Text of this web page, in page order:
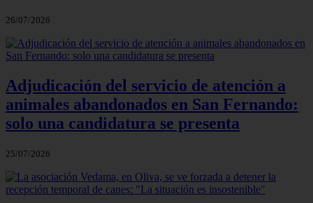
26/07/2026
Adjudicación del servicio de atención a
animales abandonados en San Fernando:
solo una candidatura se presenta
25/07/2026